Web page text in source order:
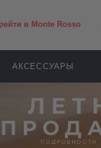
в Monte Rosso
АКСЕССУАРЫ